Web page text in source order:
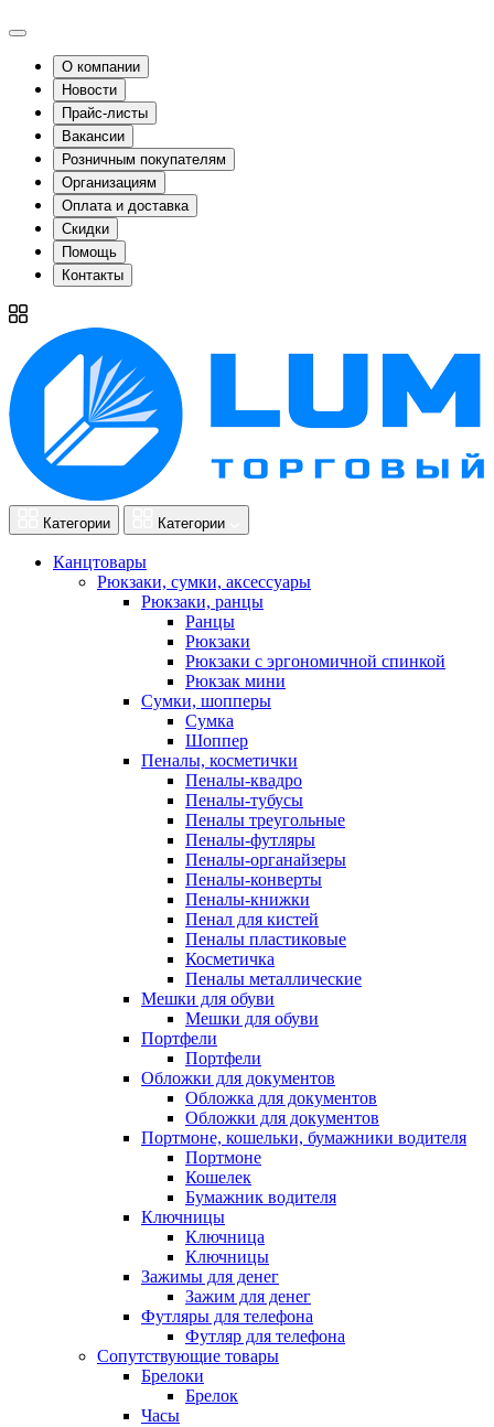
О компании
Новости
Прайс-листы
Вакансии
Розничным покупателям
Организациям
Оплата и доставка
Скидки
Помощь
Контакты
Категории Категории
Канцтовары
Рюкзаки, сумки, аксессуары
Рюкзаки, ранцы
Ранцы
Рюкзаки
Рюкзаки с эргономичной спинкой
Рюкзак мини
Сумки, шопперы
Сумка
Шоппер
Пеналы, косметички
Пеналы-квадро
Пеналы-тубусы
Пеналы треугольные
Пеналы-футляры
Пеналы-органайзеры
Пеналы-конверты
Пеналы-книжки
Пенал для кистей
Пеналы пластиковые
Косметичка
Пеналы металлические
Мешки для обуви
Мешки для обуви
Портфели
Портфели
Обложки для документов
Обложка для документов
Обложки для документов
Портмоне, кошельки, бумажники водителя
Портмоне
Кошелек
Бумажник водителя
Ключницы
Ключница
Ключницы
Зажимы для денег
Зажим для денег
Футляры для телефона
Футляр для телефона
Сопутствующие товары
Брелоки
Брелок
Часы